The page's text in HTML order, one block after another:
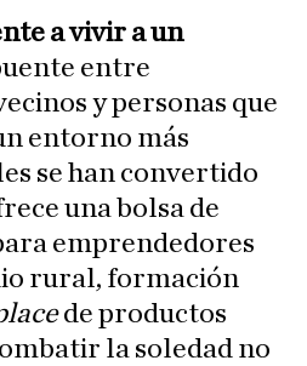
a vivir a un
entre
y personas que
entorno más
se han convertido
una bolsa de
emprendedores
rural, formación
de productos
la soledad no